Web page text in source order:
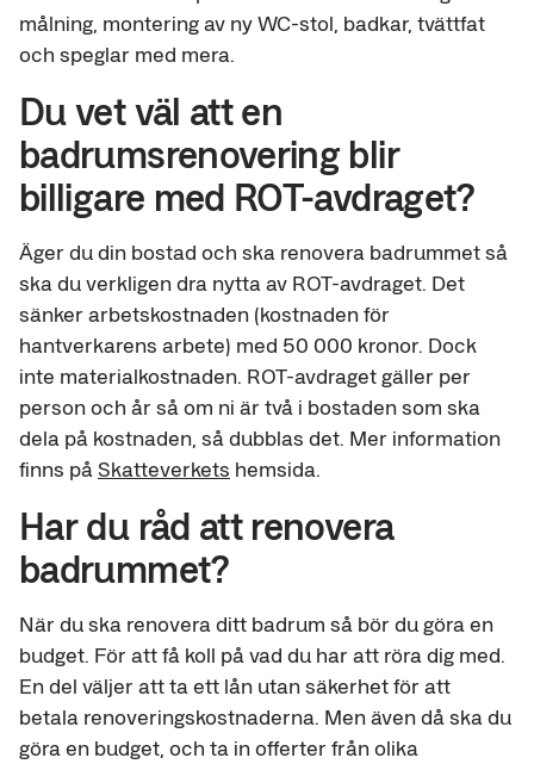
målning, montering av ny WC-stol, badkar, tvättfat
och speglar med mera.
Du vet väl att en
badrumsrenovering blir
billigare med ROT-avdraget?
Äger du din bostad och ska renovera badrummet så
ska du verkligen dra nytta av ROT-avdraget. Det
sänker arbetskostnaden (kostnaden för
hantverkarens arbete) med 50 000 kronor. Dock
inte materialkostnaden. ROT-avdraget gäller per
person och år så om ni är två i bostaden som ska
dela på kostnaden, så dubblas det. Mer information
finns på Skatteverkets hemsida.
Har du råd att renovera
badrummet?
När du ska renovera ditt badrum så bör du göra en
budget. För att få koll på vad du har att röra dig med.
En del väljer att ta ett lån utan säkerhet för att
betala renoveringskostnaderna. Men även då ska du
göra en budget, och ta in offerter från olika